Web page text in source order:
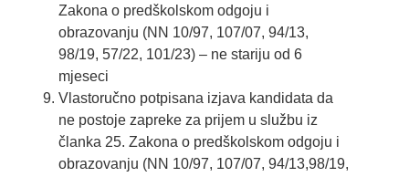
Zakona o predškolskom odgoju i
obrazovanju (NN 10/97, 107/07, 94/13,
98/19, 57/22, 101/23) – ne stariju od 6
mjeseci
Vlastoručno potpisana izjava kandidata da
ne postoje zapreke za prijem u službu iz
članka 25. Zakona o predškolskom odgoju i
obrazovanju (NN 10/97, 107/07, 94/13,98/19,